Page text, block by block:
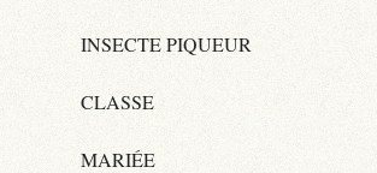
INSECTE PIQUEUR
CLASSE
MARIÉE